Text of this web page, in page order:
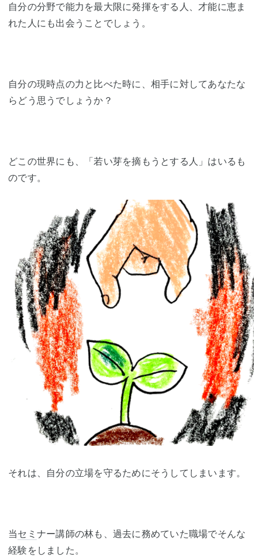
自分の分野で能力を最大限に発揮をする人、才能に恵ま
れた人にも出会うことでしょう。
自分の現時点の力と比べた時に、相手に対してあなたな
らどう思うでしょうか？
どこの世界にも、「若い芽を摘もうとする人」はいるも
のです。
それは、自分の立場を守るためにそうしてしまいます。
当セミ ナー講師の林も、過去に務めていた職場でそんな
経験をしました。